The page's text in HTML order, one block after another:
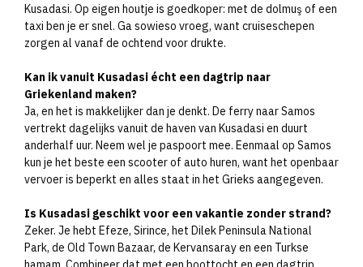
Kusadasi. Op eigen houtje is goedkoper: met de dolmuş of een
taxi ben je er snel. Ga sowieso vroeg, want cruiseschepen
zorgen al vanaf de ochtend voor drukte.
Kan ik vanuit Kusadasi écht een dagtrip naar
Griekenland maken?
Ja, en het is makkelijker dan je denkt. De ferry naar Samos
vertrekt dagelijks vanuit de haven van Kusadasi en duurt
anderhalf uur. Neem wel je paspoort mee. Eenmaal op Samos
kun je het beste een scooter of auto huren, want het openbaar
vervoer is beperkt en alles staat in het Grieks aangegeven.
Is Kusadasi geschikt voor een vakantie zonder strand?
Zeker. Je hebt Efeze, Sirince, het Dilek Peninsula National
Park, de Old Town Bazaar, de Kervansaray en een Turkse